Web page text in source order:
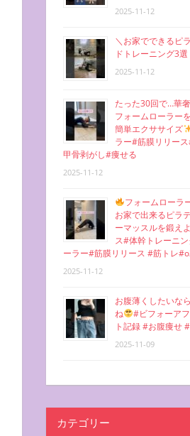
2025-11-12
＼お家でできるピ
ドトレーニング3選
2025-11-12
たった30回で…華
フォームローラー
簡単エクササイズ
ラー#筋膜リリー
甲骨剥がし#痩せる
2025-11-12
フォームローラ
お家で出来るピラ
ーマッスルを鍛え
ス#体幹トレーニ
ーラー#筋膜リリース #筋トレ
2025-11-12
お腹薄くしたいな
ね
#ビフォーア
ト記録 #お腹痩せ
2025-11-09
カテゴリー